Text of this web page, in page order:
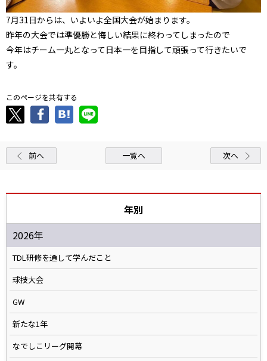
7月31日からは、いよいよ全国大会が始まります。
昨年の大会では準優勝と悔しい結果に終わってしまったので
今年はチーム一丸となって日本一を目指して頑張って行きたいで
す。
このページを共有する
前へ 一覧へ 次へ
年別
2026年
TDL研修を通して学んだこと
球技大会
GW
新たな1年
なでしこリーグ開幕